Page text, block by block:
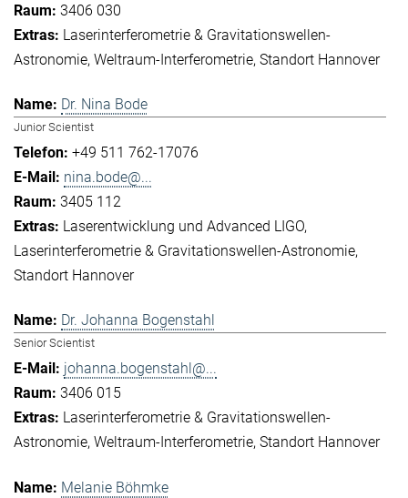
3406 030
Laserinterferometrie & Gravitationswellen-
Astronomie Weltraum-Interferometrie Standort Hannover
Dr. Nina Bode
Junior Scientist
+49 511 762-17076
nina.bode@...
3405 112
Laserentwicklung und Advanced LIGO
Laserinterferometrie & Gravitationswellen-Astronomie
Standort Hannover
Dr. Johanna Bogenstahl
Senior Scientist
johanna.bogenstahl@...
3406 015
Laserinterferometrie & Gravitationswellen-
Astronomie Weltraum-Interferometrie Standort Hannover
Melanie Böhmke